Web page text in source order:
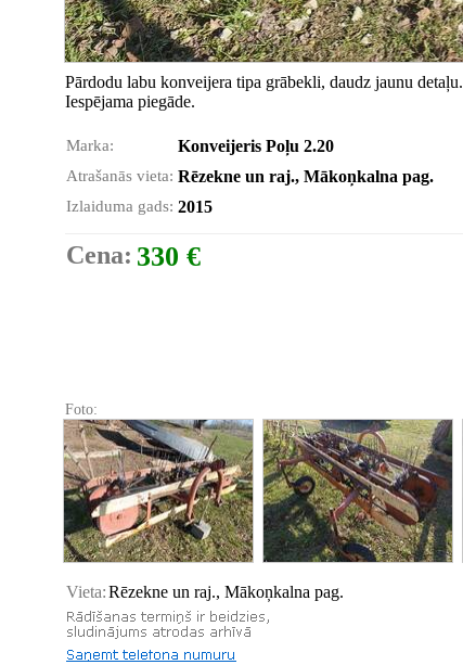
Pārdodu labu konveijera tipa grābekli, daudz jaunu detaļu.
Iespējama piegāde.
Marka: Konveijeris Poļu 2.20
Atrašanās vieta: Rēzekne un raj., Mākoņkalna pag.
Izlaiduma gads: 2015
Cena: 330 €
Foto:
Vieta:Rēzekne un raj., Mākoņkalna pag.